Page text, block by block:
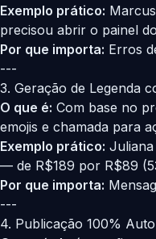
Exemplo prático:
precisou abrir o painel
Por que importa: Erros
---
3. Geração de Legenda
O que é: Com base no
emojis e chamada para
Exemplo prático:
— de R$189 por R$89
Por que importa:
---
4. Publicação 100%